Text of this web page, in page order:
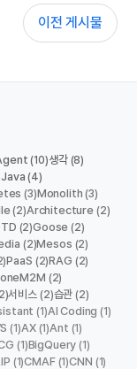
이전 게시물
(10)생각 (8)
Java (4)
(3)Monolith (3)
(2)Architecture (2)
(2)Goose (2)
(2)Mesos (2)
PaaS (2)RAG (2)
oneM2M (2)
서비스 (2)습관 (2)
(1)AI Coding (1)
(1)AX (1)Ant (1)
(1)BigQuery (1)
(1)CMAF (1)CNN (1)